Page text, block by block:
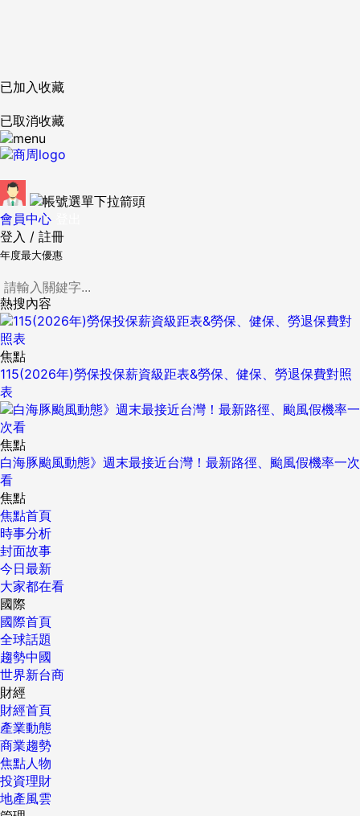
已加入收藏
已取消收藏
會員中心
登入 / 註冊
年度最大優惠
熱搜內容
焦點
115(2026年)勞保投保薪資級距表&勞保、健保、勞退保費對照
表
焦點
白海豚颱風動態》週末最接近台灣！最新路徑、颱風假機率一次
看
焦點
焦點首頁
時事分析
封面故事
今日最新
大家都在看
國際
國際首頁
全球話題
趨勢中國
世界新台商
財經
財經首頁
產業動態
商業趨勢
焦點人物
投資理財
地產風雲